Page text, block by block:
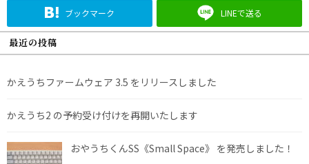
ブックマーク LINEで送る
最近の投稿
かえうちファームウェア 3.5 をリリースしました
かえうち2 の予約受け付けを再開いたします
おやうちくんSS《Small Space》 を発売しました！